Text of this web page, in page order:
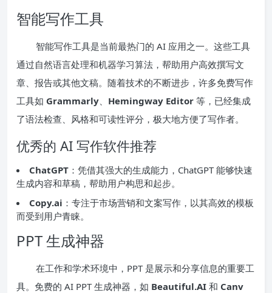
智能写作工具
智能写作工具是当前最热门的 AI 应用之一。这些工具
通过自然语言处理和机器学习算法，帮助用户高效撰写文
章、报告或其他文稿。随着技术的不断进步，许多免费写作
工具如 Grammarly Hemingway Editor 等，已经集成
了语法检查、风格和可读性评分，极大地方便了写作者。
优秀的 AI 写作软件推荐
ChatGPT ：凭借其强大的生成能力，ChatGPT 能够快速
生成内容和草稿，帮助用户构思和起步。
Copy.ai ：专注于市场营销和文案写作，以其高效的模板
而受到用户青睐。
PPT 生成神器
在工作和学术环境中，PPT 是展示和分享信息的重要工
具。免费的 AI PPT 生成神器，如 Beautiful.AI 和 Canv